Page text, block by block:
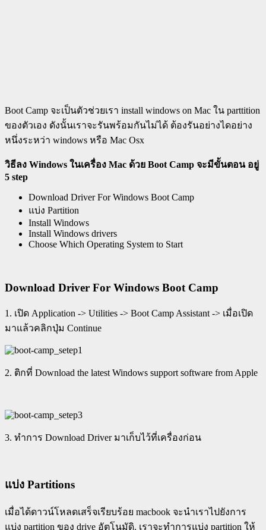
Boot Camp จะเป็นตัวช่วยเรา install windows on Mac ใน parttition
ของตัวเอง ดังนั้นเราจะรันพร้อมกันไม่ได้ ต้องรันอย่างไดอย่าง
หนึ่งระหว่า windows หรือ Mac Osx
วิธีลง Windows ในเครื่อง Mac ด้วย Boot Camp จะมีขั้นตอน อยู่
5 step
Download Driver For Windows Boot Camp
แบ่ง Partition
Install Windows
Install Windows drivers
Choose Which Operating System to Start
Download Driver For Windows Boot Camp
1. เปิด Application -> Utilities -> Boot Camp Assistant -> เมื่อเปิด
มาแล้วคลิกปุ่ม Continue
2. ติกที่ Download the latest Windows support software from Apple
3. ทำการ Download Driver มาเก็บไว้ที่เครื่องก่อน
แบ่ง Partitions
เมื่อได้ดาวน์โหลดเสร็จเรียบร้อย macbook จะนำเราไปยังการ
แบ่ง partition ของ drive อัตโนมัดิ. เราจะทำการแบ่ง partition ให้